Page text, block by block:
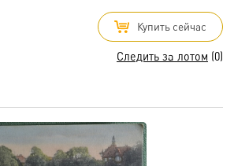
Купить сейчас
Следить за лотом (0)